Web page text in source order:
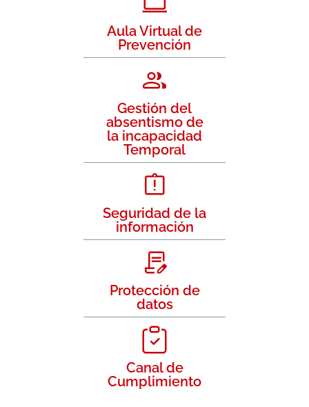
Aula Virtual de
Prevención
Gestión del
absentismo de
la incapacidad
Temporal
Seguridad de la
información
Protección de
datos
Canal de
Cumplimiento